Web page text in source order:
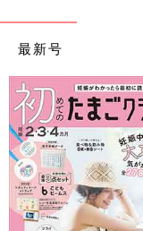
最新号